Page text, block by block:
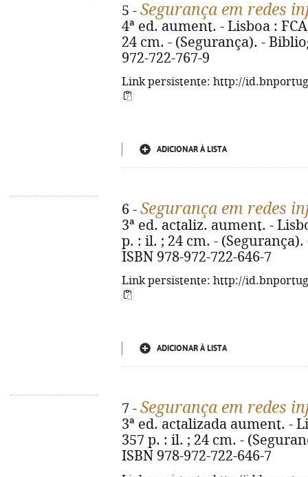
5 - Segurança em redes
4ª ed. aument. - Lisboa :
24 cm. - (Segurança). -
972-722-767-9
Link persistente: http://
ADICIONAR À LISTA
6 - Segurança em redes
3ª ed. actaliz. aument. -
p. : il. ; 24 cm. -
ISBN 978-972-722-646-7
Link persistente: http://
ADICIONAR À LISTA
7 - Segurança em redes
3ª ed. actalizada aument. -
357 p. : il. ; 24 cm. -
ISBN 978-972-722-646-7